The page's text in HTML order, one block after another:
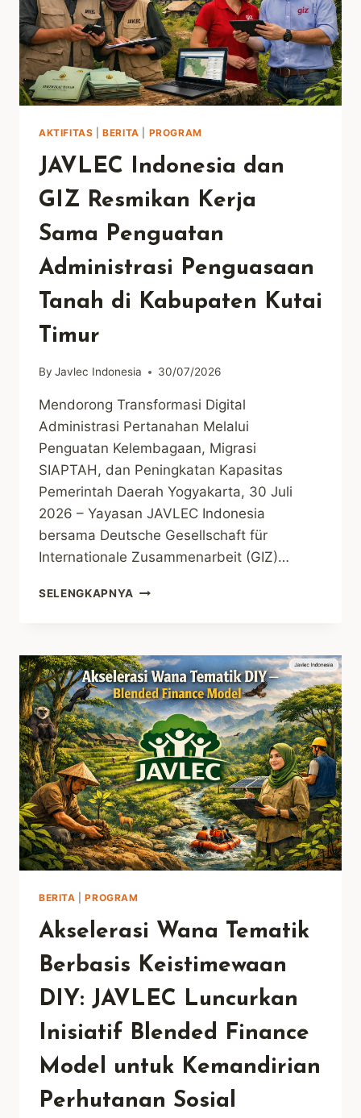
AKTIFITAS |BERITA PROGRAM
JAVLEC Indonesia dan
GIZ Resmikan Kerja
Sama Penguatan
Administrasi Penguasaan
Tanah di Kabupaten Kutai
Timur
By Javlec Indonesia 30/07/2026
Mendorong Transformasi Digital
Administrasi Pertanahan Melalui
Penguatan Kelembagaan, Migrasi
SIAPTAH, dan Peningkatan Kapasitas
Pemerintah Daerah Yogyakarta, 30 Juli
2026 – Yayasan JAVLEC Indonesia
bersama Deutsche Gesellschaft für
Internationale Zusammenarbeit (GIZ)…
SELENGKAPNYA JAVLEC
RESMIKAN
KERJA
SAMA
PENGUATAN
ADMINISTRASI
PENGUASAAN
TANAH
DI
KABUPATEN
KUTAI
TIMUR
BERITA |PROGRAM
Akselerasi Wana Tematik
Berbasis Keistimewaan
DIY: JAVLEC Luncurkan
Inisiatif Blended Finance
Model untuk Kemandirian
Perhutanan Sosial